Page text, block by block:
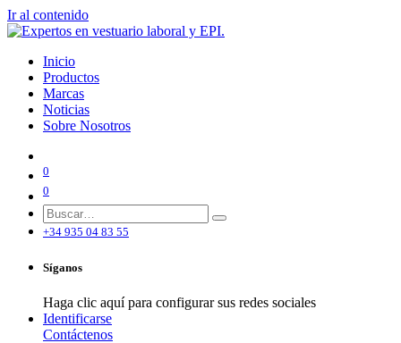
Ir al contenido
Inicio
Productos
Marcas
Noticias
Sobre Nosotros
0
0
+34 935 04 83 55
Síganos
Haga clic aquí para configurar sus redes sociales
Identificarse
Contáctenos